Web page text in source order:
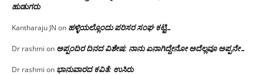
ಹುಡುಗರು
Kantharaju JN on ಹಳ್ಳಿಯಲ್ಲೊಂದು ಪರಿಸರ ಸಂಘ ಕಟ್ಟಿ…
Dr rashmi on ಅಪ್ಪಂದಿರ ದಿನದ ವಿಶೇಷ: ನಾನು ಏನಾಗಿದ್ದೇನೋ‌ ಅದೆಲ್ಲವೂ ಅಪ್ಪನೇ…
Dr rashmi on ಭಾನುವಾರದ ಕವಿತೆ: ಉಸಿರು